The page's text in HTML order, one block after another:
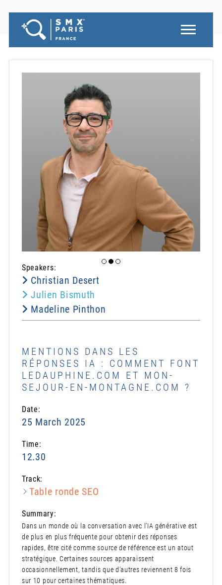
Speakers:
Christian Desert
Julien Bismuth
Madeline Pinthon
MENTIONS DANS LES
RÉPONSES IA : COMMENT FONT
LEDAUPHINE.COM ET MON-
SEJOUR-EN-MONTAGNE.COM ?
Date:
25 March 2025
Time:
12.30
Track:
Table ronde SEO
Summary:
Dans un monde où la conversation avec l’IA générative est
de plus en plus fréquente pour obtenir des réponses
rapides, être cité comme source de référence est un atout
stratégique. Certaines sources apparaissent
occasionnellement, tandis que d’autres reviennent 8 fois
sur 10 pour certaines thématiques.